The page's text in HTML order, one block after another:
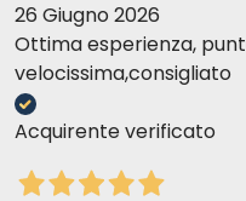
26 Giugno 2026
Ottima esperienza,
velocissima,consigliato
Acquirente verificato